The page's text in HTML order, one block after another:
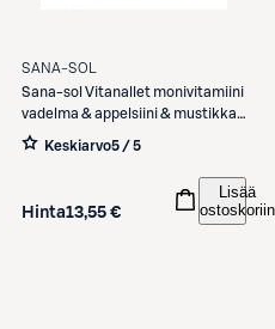
SANA-SOL
Sana-sol Vitanallet monivitamiini
vadelma & appelsiini & mustikka
60kpl
Keskiarvo5 / 5
Hinta13,55 €
Lisää
ostoskoriin